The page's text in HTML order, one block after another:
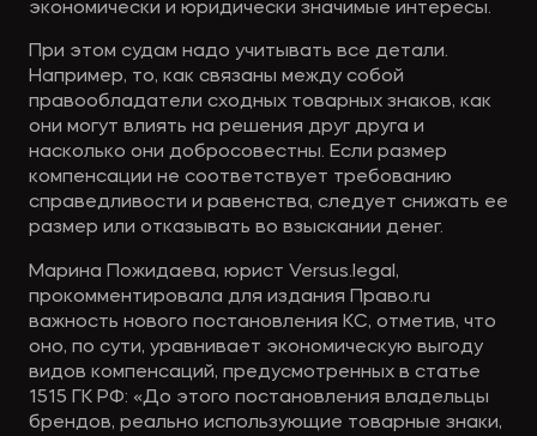
экономически и юридически значимые интересы.
При этом судам надо учитывать все детали.
Например, то, как связаны между собой
правообладатели сходных товарных знаков, как
они могут влиять на решения друг друга и
насколько они добросовестны. Если размер
компенсации не соответствует требованию
справедливости и равенства, следует снижать ее
размер или отказывать во взыскании денег.
Марина Пожидаева, юрист Versus.legal,
прокомментировала для издания Право.ru
важность нового постановления КС, отметив, что
оно, по сути, уравнивает экономическую выгоду
видов компенсаций, предусмотренных в статье
1515 ГК РФ: «До этого постановления владельцы
брендов, реально использующие товарные знаки,